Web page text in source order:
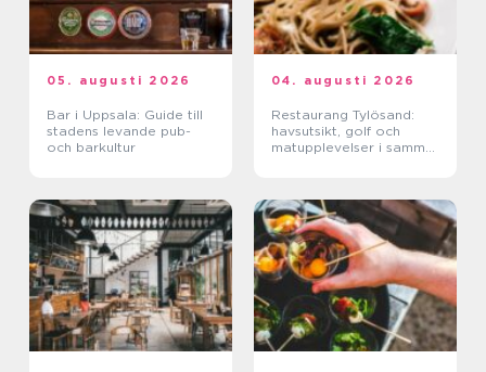
05. augusti 2026
Bar i Uppsala: Guide till
stadens levande pub-
och barkultur
04. augusti 2026
Restaurang Tylösand:
havsutsikt, golf och
matupplevelser i samma